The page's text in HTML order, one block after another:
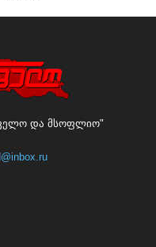
და მსოფლიო"